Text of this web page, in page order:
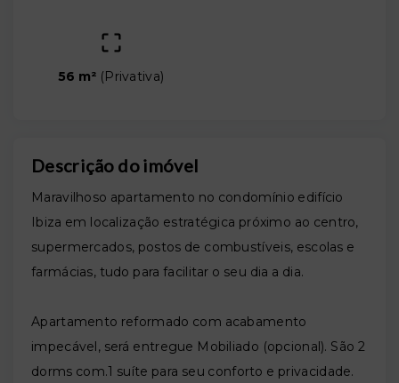
56 m² (Privativa)
Descrição do imóvel
Maravilhoso apartamento no condomínio edifício
Ibiza em localização estratégica próximo ao centro,
supermercados, postos de combustíveis, escolas e
farmácias, tudo para facilitar o seu dia a dia.
Apartamento reformado com acabamento
impecável, será entregue Mobiliado (opcional). São 2
dorms com.1 suíte para seu conforto e privacidade.